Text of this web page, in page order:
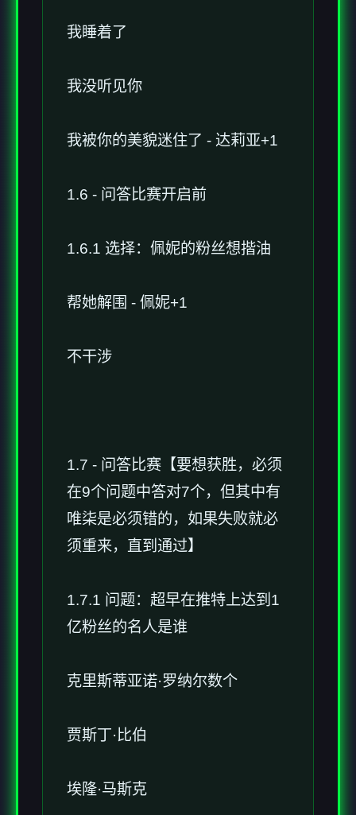
我睡着了
我没听见你
我被你的美貌迷住了 - 达莉亚+1
1.6 - 问答比赛开启前
1.6.1 选择：佩妮的粉丝想揩油
帮她解围 - 佩妮+1
不干涉
1.7 - 问答比赛【要想获胜，必须
在9个问题中答对7个，但其中有
唯柒是必须错的，如果失败就必
须重来，直到通过】
1.7.1 问题：超早在推特上达到1
亿粉丝的名人是谁
克里斯蒂亚诺·罗纳尔数个
贾斯丁·比伯
埃隆·马斯克